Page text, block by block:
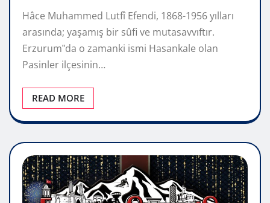
Hâce Muhammed Lutfî Efendi, 1868-1956 yılları
arasında; yaşamış bir sûfi ve mutasavvıftır.
Erzurum‟da o zamanki ismi Hasankale olan
Pasinler ilçesinin…
READ MORE